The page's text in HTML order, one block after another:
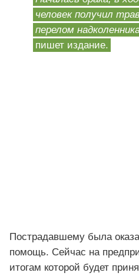
человек получил
перелом
пишет издание.
Пострадавшему была
помощь. Сейчас на
итогам которой будет